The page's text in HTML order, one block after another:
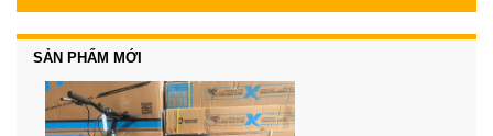
SẢN PHẨM MỚI